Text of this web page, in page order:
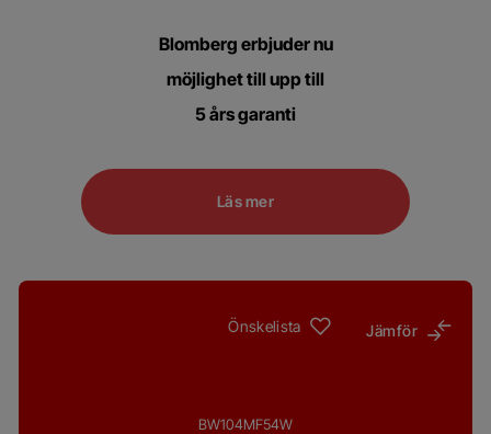
Blomberg erbjuder nu
möjlighet till upp till
5 års garanti
Läs mer
Önskelista Jämför
BW104MF54W